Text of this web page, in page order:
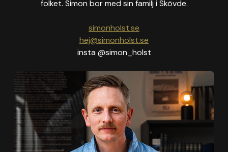
folket. Simon bor med sin familj i Skövde.
simonholst.se
hej@simonholst.se
insta @simon_holst